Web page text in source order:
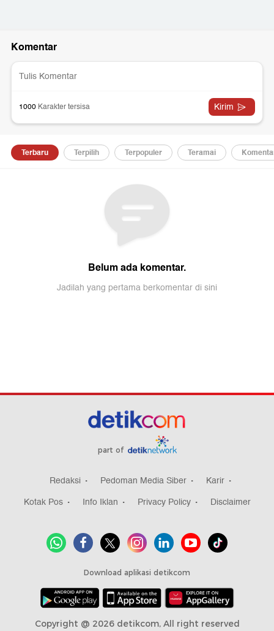
part of
Redaksi Pedoman Media Siber
Karir
Kotak Pos
Info Iklan Privacy Policy Disclaimer
Download aplikasi detikcom
Copyright @ 2026 detikcom, All right reserved